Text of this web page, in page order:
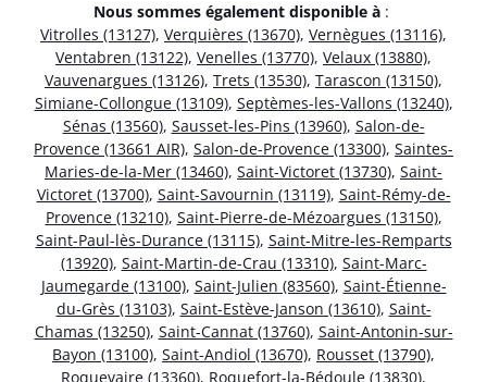
Nous sommes également disponible à :
Vitrolles (13127), Verquières (13670), Vernègues (13116),
Ventabren (13122), Venelles (13770), Velaux (13880),
Vauvenargues (13126), Trets (13530), Tarascon (13150),
Simiane-Collongue (13109), Septèmes-les-Vallons (13240),
Sénas (13560), Sausset-les-Pins (13960), Salon-de-
Provence (13661 AIR), Salon-de-Provence (13300), Saintes-
Maries-de-la-Mer (13460), Saint-Victoret (13730), Saint-
Victoret (13700), Saint-Savournin (13119), Saint-Rémy-de-
Provence (13210), Saint-Pierre-de-Mézoargues (13150),
Saint-Paul-lès-Durance (13115), Saint-Mitre-les-Remparts
(13920), Saint-Martin-de-Crau (13310), Saint-Marc-
Jaumegarde (13100), Saint-Julien (83560), Saint-Étienne-
du-Grès (13103), Saint-Estève-Janson (13610), Saint-
Chamas (13250), Saint-Cannat (13760), Saint-Antonin-sur-
Bayon (13100), Saint-Andiol (13670), Rousset (13790),
Roquevaire (13360), Roquefort-la-Bédoule (13830),